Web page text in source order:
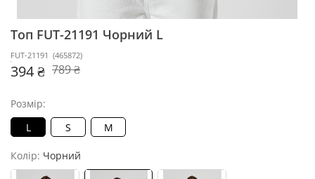
Топ FUT-21191 Чорний L
FUT-21191 (465872)
394 ₴ 789 ₴
Розмір:
L
S M
Колір: Чорний